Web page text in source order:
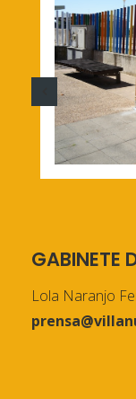
GABINETE
Lola Naranjo